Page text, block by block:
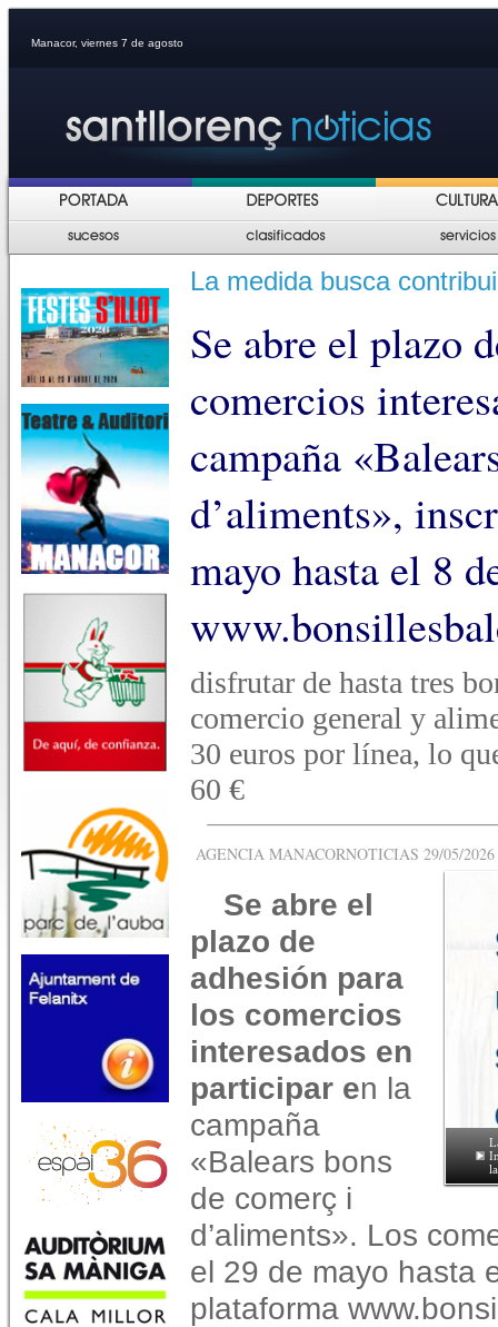
Manacor, viernes 7 de agosto
La medida busca
Se abre el plazo
comercios
campaña
d’aliments»,
mayo hasta el 8
disfrutar de hasta tres
comercio general y
30 euros por línea, lo
60 €
AGENCIA MANACORNOTICIAS 29/05/
Se abre el
plazo de
adhesión para
los comercios
interesados en
participar en la
campaña
«Balears bons
de comerç i
d’aliments». Los
el 29 de mayo hasta
plataforma